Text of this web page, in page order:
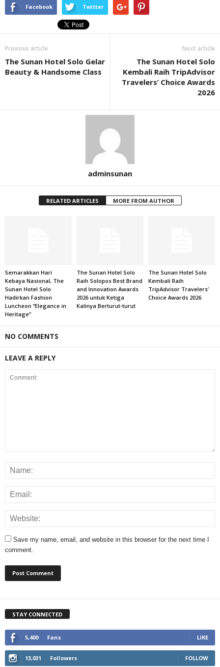
Facebook Twitter
Previous article
The Sunan Hotel Solo Gelar
Beauty & Handsome Class
Next article
The Sunan Hotel Solo
Kembali Raih TripAdvisor
Travelers’ Choice Awards
2026
adminsunan
RELATED ARTICLES MORE FROM AUTHOR
Semarakkan Hari
Kebaya Nasional, The
Sunan Hotel Solo
Hadirkan Fashion
Luncheon “Elegance in
Heritage”
The Sunan Hotel Solo
Raih Solopos Best Brand
and Innovation Awards
2026 untuk Ketiga
Kalinya Berturut-turut
The Sunan Hotel Solo
Kembali Raih
TripAdvisor Travelers’
Choice Awards 2026
NO COMMENTS
LEAVE A REPLY
Save my name, email, and website in this browser for the next time I
comment.
STAY CONNECTED
5,400 Fans LIKE
13,031 Followers FOLLOW